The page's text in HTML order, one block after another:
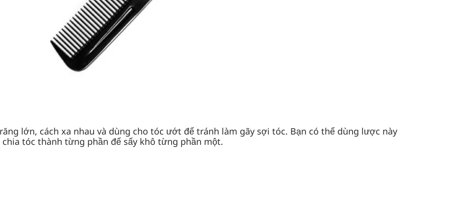
lớn, cách xa nhau và dùng cho tóc ướt để tránh làm gãy sợi tóc. Bạn có thể dùng lược này
tóc thành từng phần để sấy khô từng phần một.